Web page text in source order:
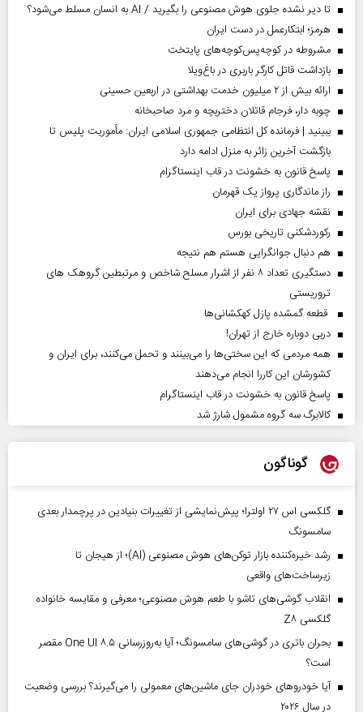
تا دیر نشده جلوی هوش مصنوعی را بگیرید / AI به انسان مسلط می‌شود؟
هرمز؛ ابتکارعمل در دست ایران
مشروطه در کوچه‌پس‌کوچه‌های پایتخت
بازداشت قاتل کارگر باربری در باغ‌ویلا
ارائه بیش از ۲ میلیون خدمت بهداشتی در اربعین حسینی
چوبه دار، فرجام قاتلان دختربچه و مرد صاحبخانه
ببینید | فرمانده کل انتظامی جمهوری اسلامی ایران­: مأموریت پلیس تا
بازگشت آخرین زائر به منزل ادامه دارد
پاسخ قانون به خشونت در قاب اینستاگرام
راز ماندگاری پرواز یک قهرمان
نقشه جهادی برای ایران
رکوردشکنی تاریخی بورس
هم دنبال جوانگرایی هستم هم نتیجه
دستگیری تعداد ۸ نفر از اشرار مسلح شاخص و مرتبطین گروهک های
تروریستی
قطعه گمشده پازل کهکشانی‌ها
دربی دوباره خارج از تهران!
همه مردمی که این سختی‌ها را می‌بینند و تحمل می‌کنند، برای ایران و
کشورشان این کاررا انجام می‌دهند
پاسخ قانون به خشونت در قاب اینستاگرام
کالابرگ سه گروه مشمول شارژ شد
گوناگون
گلکسی اس ۲۷ اولترا؛ پیش‌نمایشی از تغییرات بنیادین در پرچمدار بعدی
سامسونگ
رشد خیره‌کننده بازار توکن‌های هوش مصنوعی (AI)؛ از هیجان تا
زیرساخت‌های واقعی
انقلاب گوشی‌های تاشو‌ با طعم هوش مصنوعی؛ معرفی و مقایسه خانواده
گلکسی Z۸
بحران باتری در گوشی‌های سامسونگ؛ آیا به‌روزرسانی One UI ۸.۵ مقصر
است؟
آیا خودروهای خودران جای ماشین‌های معمولی را می‌گیرند؟ بررسی وضعیت
در سال ۲۰۲۶